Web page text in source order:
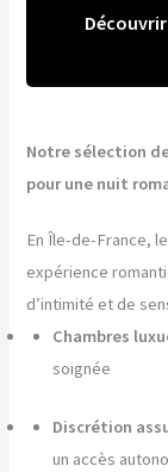
Notre sélection
pour une nuit
En Île-de-France,
expérience
d’intimité et de
Chambres
soignée
Discrétion
un accès